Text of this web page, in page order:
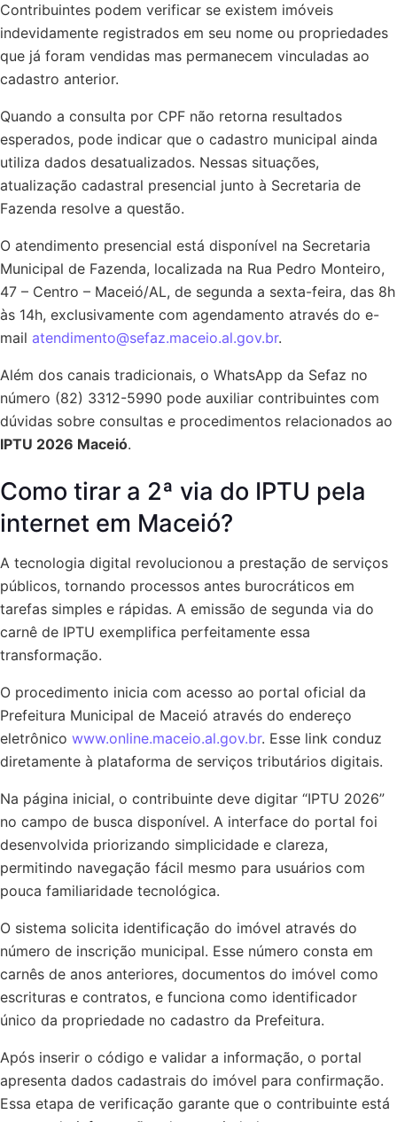
Contribuintes podem verificar se existem imóveis
indevidamente registrados em seu nome ou propriedades
que já foram vendidas mas permanecem vinculadas ao
cadastro anterior.
Quando a consulta por CPF não retorna resultados
esperados, pode indicar que o cadastro municipal ainda
utiliza dados desatualizados. Nessas situações,
atualização cadastral presencial junto à Secretaria de
Fazenda resolve a questão.
O atendimento presencial está disponível na Secretaria
Municipal de Fazenda, localizada na Rua Pedro Monteiro,
47 – Centro – Maceió/AL, de segunda a sexta-feira, das 8h
às 14h, exclusivamente com agendamento através do e-
mail atendimento@sefaz.maceio.al.gov.br.
Além dos canais tradicionais, o WhatsApp da Sefaz no
número (82) 3312-5990 pode auxiliar contribuintes com
dúvidas sobre consultas e procedimentos relacionados ao
IPTU 2026 Maceió.
Como tirar a 2ª via do IPTU pela
internet em Maceió?
A tecnologia digital revolucionou a prestação de serviços
públicos, tornando processos antes burocráticos em
tarefas simples e rápidas. A emissão de segunda via do
carnê de IPTU exemplifica perfeitamente essa
transformação.
O procedimento inicia com acesso ao portal oficial da
Prefeitura Municipal de Maceió através do endereço
eletrônico www.online.maceio.al.gov.br. Esse link conduz
diretamente à plataforma de serviços tributários digitais.
Na página inicial, o contribuinte deve digitar “IPTU 2026”
no campo de busca disponível. A interface do portal foi
desenvolvida priorizando simplicidade e clareza,
permitindo navegação fácil mesmo para usuários com
pouca familiaridade tecnológica.
O sistema solicita identificação do imóvel através do
número de inscrição municipal. Esse número consta em
carnês de anos anteriores, documentos do imóvel como
escrituras e contratos, e funciona como identificador
único da propriedade no cadastro da Prefeitura.
Após inserir o código e validar a informação, o portal
apresenta dados cadastrais do imóvel para confirmação.
Essa etapa de verificação garante que o contribuinte está